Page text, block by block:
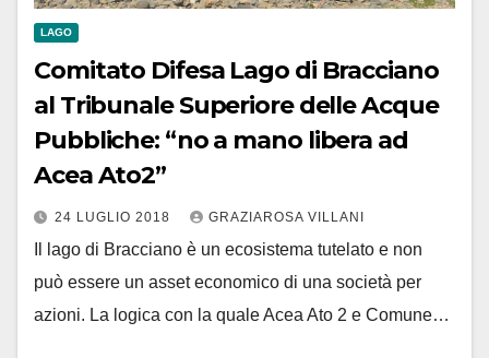
LAGO
Comitato Difesa Lago di Bracciano
al Tribunale Superiore delle Acque
Pubbliche: “no a mano libera ad
Acea Ato2”
24 LUGLIO 2018 GRAZIAROSA VILLANI
Il lago di Bracciano è un ecosistema tutelato e non
può essere un asset economico di una società per
azioni. La logica con la quale Acea Ato 2 e Comune…